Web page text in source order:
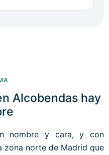
Alcobendas hay
nombre y cara, y con
zona norte de Madrid que